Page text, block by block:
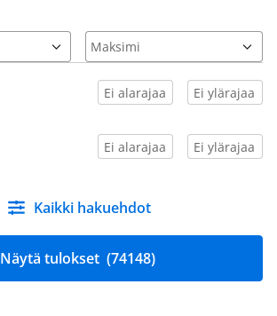
Kaikki hakuehdot
Näytä tulokset (74148)